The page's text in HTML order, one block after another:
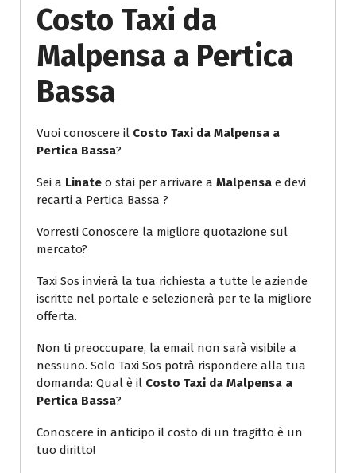
Costo Taxi da
Malpensa a Pertica
Bassa
Vuoi conoscere il Costo Taxi da Malpensa a
Pertica Bassa?
Sei a Linate o stai per arrivare a Malpensa e devi
recarti a Pertica Bassa ?
Vorresti Conoscere la migliore quotazione sul
mercato?
Taxi Sos invierà la tua richiesta a tutte le aziende
iscritte nel portale e selezionerà per te la migliore
offerta.
Non ti preoccupare, la email non sarà visibile a
nessuno. Solo Taxi Sos potrà rispondere alla tua
domanda: Qual è il Costo Taxi da Malpensa a
Pertica Bassa?
Conoscere in anticipo il costo di un tragitto è un
tuo diritto!